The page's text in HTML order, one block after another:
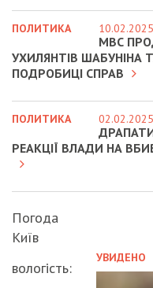
УВИДЕНО
ПОЛИТИКА 10.02.2025
МВС
УХИЛЯНТІВ ШАБУНІНА
ПОДРОБИЦІ СПРАВ
ПОЛИТИКА 02.02.2025
РЕАКЦІЇ ВЛАДИ НА
Погода
Київ
вологість: